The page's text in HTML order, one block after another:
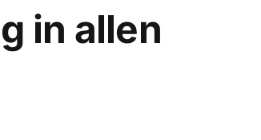
in allen